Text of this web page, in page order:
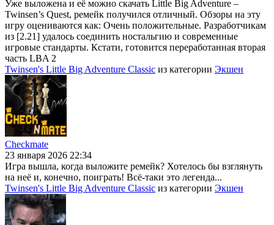
Уже выложена и её можно скачать Little Big Adventure –
Twinsen’s Quest, ремейк получился отличный. Обзоры на эту
игру оцениваются как: Очень положительные. Разработчикам
из [2.21] удалось соединить ностальгию и современные
игровые стандарты. Кстати, готовится переработанная вторая
часть LBA 2
Twinsen's Little Big Adventure Classic из категории Экшен
Checkmate
23 января 2026 22:34
Игра вышла, когда выложите ремейк? Хотелось бы взглянуть
на неё и, конечно, поиграть! Всё-таки это легенда...
Twinsen's Little Big Adventure Classic из категории Экшен